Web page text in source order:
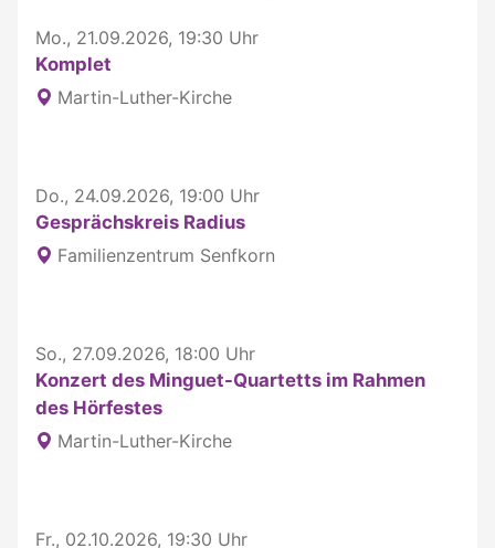
Mo., 21.09.2026, 19:30 Uhr
Komplet
Martin-Luther-Kirche
Do., 24.09.2026, 19:00 Uhr
Gesprächskreis Radius
Familienzentrum Senfkorn
So., 27.09.2026, 18:00 Uhr
Konzert des Minguet-Quartetts im Rahmen
des Hörfestes
Martin-Luther-Kirche
Fr., 02.10.2026, 19:30 Uhr